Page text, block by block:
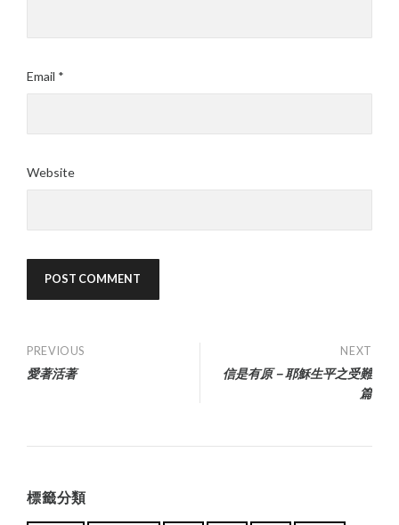
Email *
Website
Post
PREVIOUS
愛著活著
NEXT
信是有原－耶穌生平之受難
篇
標籤分類